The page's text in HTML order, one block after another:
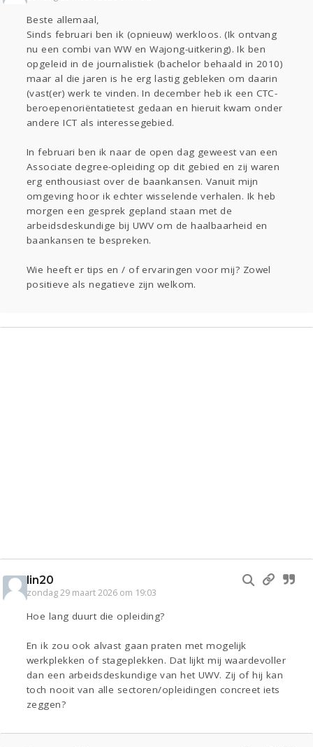
Gevraagd
Beste allemaal,
Sinds februari ben ik (opnieuw) werkloos. (Ik ontvang
nu een combi van WW en Wajong-uitkering). Ik ben
opgeleid in de journalistiek (bachelor behaald in 2010)
maar al die jaren is he erg lastig gebleken om daarin
(vast(er) werk te vinden. In december heb ik een CTC-
beroepenoriëntatietest gedaan en hieruit kwam onder
andere ICT als interessegebied.
In februari ben ik naar de open dag geweest van een
Associate degree-opleiding op dit gebied en zij waren
erg enthousiast over de baankansen. Vanuit mijn
omgeving hoor ik echter wisselende verhalen. Ik heb
morgen een gesprek gepland staan met de
arbeidsdeskundige bij UWV om de haalbaarheid en
baankansen te bespreken.
Wie heeft er tips en / of ervaringen voor mij? Zowel
positieve als negatieve zijn welkom.
lin20
zondag 29 maart 2026 om 19:03
Hoe lang duurt die opleiding?
En ik zou ook alvast gaan praten met mogelijk
werkplekken of stageplekken. Dat lijkt mij waardevoller
dan een arbeidsdeskundige van het UWV. Zij of hij kan
toch nooit van alle sectoren/opleidingen concreet iets
zeggen?